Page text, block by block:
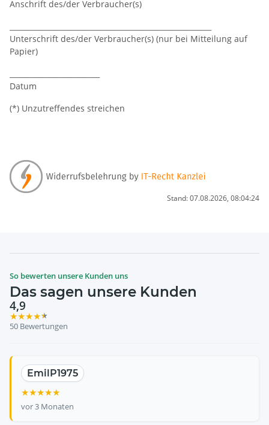
Anschrift des/der Verbraucher(s)
Unterschrift des/der Verbraucher(s) (nur bei Mitteilung auf
Papier)
Datum
(*) Unzutreffendes streichen
Stand: 07.08.2026, 08:04:24
So bewerten unsere Kunden uns
Das sagen unsere Kunden
4,9
★★★★★
50 Bewertungen
EmilP1975
★★★★★
vor 3 Monaten
Ali Celik
★★★★★
Ulrich Hertzsch
★★★★★
Norman John
★★★★★
Susanne Emser
★★★★★